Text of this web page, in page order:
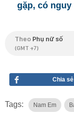
gặp, có
Theo Phụ nữ số
(GMT +7)
Chia sẻ
Tags: Nam Em